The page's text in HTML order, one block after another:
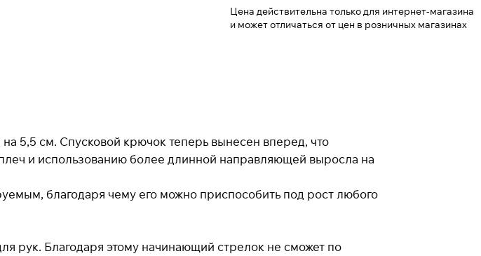
Цена действительна только для интернет-магазина
и может отличаться от цен в розничных магазинах
5,5 см. Спусковой крючок теперь вынесен вперед, что
и использованию более длинной направляющей выросла на
благодаря чему его можно приспособить под рост любого
рук. Благодаря этому начинающий стрелок не сможет по
в корзину
выберите метод оплаты